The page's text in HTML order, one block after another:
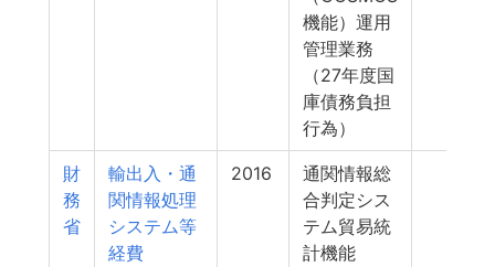
機能）運用
管理業務
（27年度国
庫債務負担
行為）
財
務
省
輸出入・通
関情報処理
システム等
経費
2016
通関情報総
合判定シス
テム貿易統
計機能